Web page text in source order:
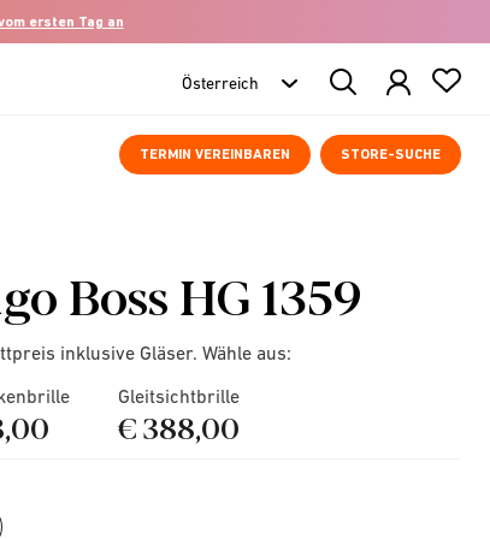
ersten Tag an
Search
Products
TERMIN VEREINBAREN STORE-SUCHE
Boss HG 1359
inklusive Gläser. Wähle aus:
Gleitsichtbrille
€ 388,00